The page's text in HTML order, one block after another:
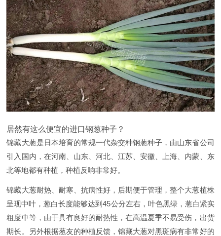
居然有这么便宜的进口钢葱种子？
锦藏大葱是日本培育的常规一代杂交种钢葱种子，由山东省公司
引入国内，在河南、山东、河北、江苏、安徽、上海、内蒙、东
北等地都有种植，种植反响非常好。
锦藏大葱耐热、耐寒、抗病性好，后期便于管理，整个大葱植株
呈现中叶，葱白长度能够达到45公分左右，叶色黑绿，葱白紧实
粗度中等，由于具有良好的耐热性，在高温夏季不易受伤，出货
期长。另外根据葱友的种植反馈，锦藏大葱对黑斑病有非常好的